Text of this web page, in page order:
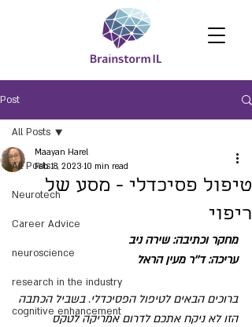
Post
All Posts
Neurotech
Career Advice
neuroscience
research in the industry
cognitive enhancement
All Posts
טיפול פסיכדלי - מסע של
ריפוי
Maayan Harel
Feb 18, 2023 10 min read
מחקר וכתיבה: שירה ניב
עריכה: ד''ר מעין הראל
ברוכים הבאים לטיפול הפסיכדלי. בשביל הכתבה
הזו לא ניקח אתכם לדרום אמריקה לטקס